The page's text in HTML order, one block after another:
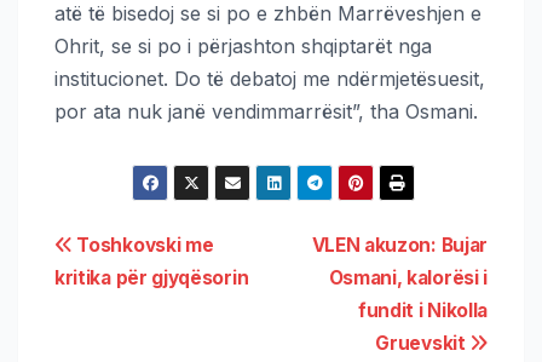
atë të bisedoj se si po e zhbën Marrëveshjen e
Ohrit, se si po i përjashton shqiptarët nga
institucionet. Do të debatoj me ndërmjetësuesit,
por ata nuk janë vendimmarrësit”, tha Osmani.
VLEN akuzon: Bujar
Osmani, kalorësi i
fundit i Nikolla
Gruevskit
Toshkovski me
kritika për gjyqësorin